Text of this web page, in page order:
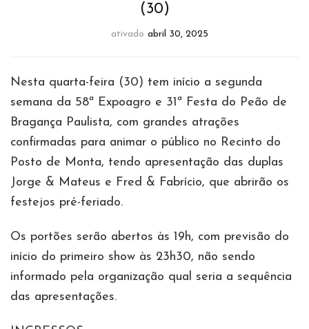
(30)
ativado abril 30, 2025
Nesta quarta-feira (30) tem início a segunda
semana da 58ª Expoagro e 31ª Festa do Peão de
Bragança Paulista, com grandes atrações
confirmadas para animar o público no Recinto do
Posto de Monta, tendo apresentação das duplas
Jorge & Mateus e Fred & Fabrício, que abrirão os
festejos pré-feriado.
Os portões serão abertos às 19h, com previsão do
início do primeiro show às 23h30, não sendo
informado pela organização qual seria a sequência
das apresentações.